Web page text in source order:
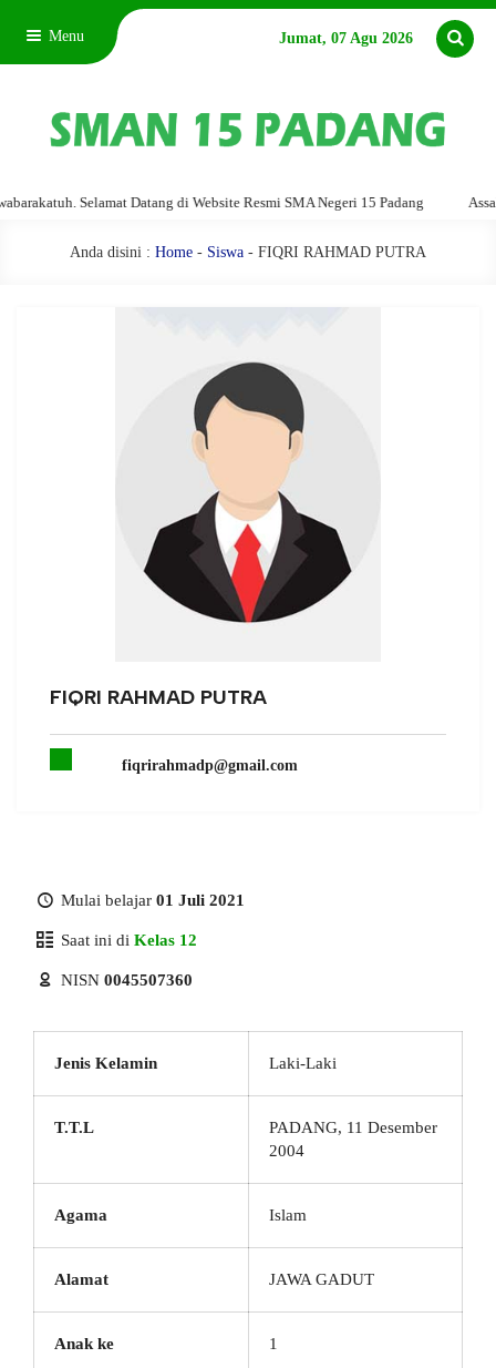
Menu Jumat, 07 Agu 2026
Selamat Datang di Website Resmi SMA Negeri 15 Padang
Anda disini : Home - Siswa - FIQRI RAHMAD PUTRA
FIQRI RAHMAD PUTRA
fiqrirahmadp@gmail.com
Mulai belajar 01 Juli 2021
Saat ini di Kelas 12
NISN 0045507360
Jenis Kelamin Laki-Laki
T.T.L
PADANG, 11 Desember
2004
Agama Islam
Alamat JAWA GADUT
Anak ke 1